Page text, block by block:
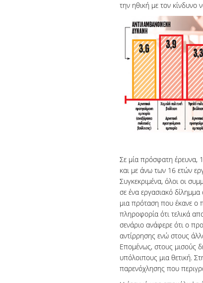
την ηθική με τον
Σε μία πρόσφατη έρευνα,
και με άνω των 16 ετών
Συγκεκριμένα, όλοι οι
σε ένα εργασιακό
μια πρόταση που έκανε ο
πληροφορία ότι τελικά
σενάριο ανάφερε ότι ο
αντίρρησης ενώ στους
Επομένως, στους μισούς
υπόλοιπους μια θετική.
παρενόχλησης που